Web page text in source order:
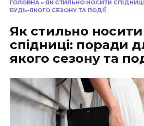
ГОЛОВНА » ЯК СТИЛЬНО НОСИТИ
БУДЬ-ЯКОГО СЕЗОНУ ТА ПОДІЇ
Як стильно носити
спідниці: поради
якого сезону та